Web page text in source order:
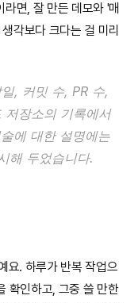
면, 잘 만든 데모와 '매
각보다 크다는 걸 미리
, 커밋 수, PR 수,
저장소의 기록에서
에 대한 설명에는
해 두었습니다.
요. 하루가 반복 작업으
확인하고, 그중 쓸 만한